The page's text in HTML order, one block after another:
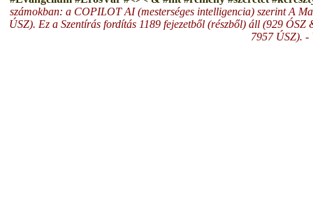
számokban: a COPILOT AI (mesterséges intelligencia) szerint A
ÚSZ). Ez a Szentírás fordítás 1189 fejezetből (részből) áll (929
7957 ÚSZ). -